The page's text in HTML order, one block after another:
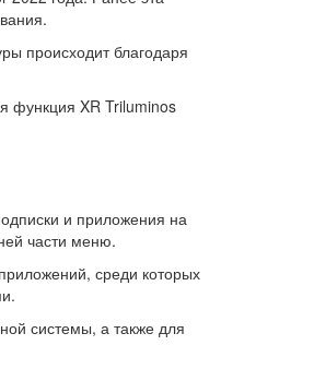
происходит благодаря
функция XR Triluminos
и приложения на
части меню.
среди которых
системы, а также для